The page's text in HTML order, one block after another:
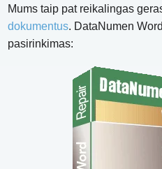
Mums taip pat reikalingas
dokumentus. DataNumen
pasirinkimas: